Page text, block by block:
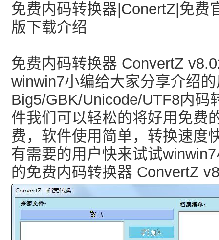
免费内码转换器|ConertZ|免费
版下载介绍
免费内码转换器 ConvertZ
winwin7小编给大家分享介绍
Big5/GBK/Unicode/UTF8内码
件我们可以轻松的将好用免费
费，软件使用简单，转换速度
有需要的用户快来试试
的免费内码转换器 ConvertZ